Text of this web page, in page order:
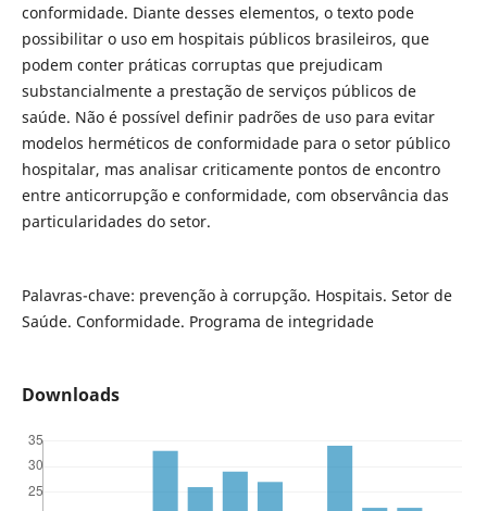
conformidade. Diante desses elementos, o texto pode
possibilitar o uso em hospitais públicos brasileiros, que
podem conter práticas corruptas que prejudicam
substancialmente a prestação de serviços públicos de
saúde. Não é possível definir padrões de uso para evitar
modelos herméticos de conformidade para o setor público
hospitalar, mas analisar criticamente pontos de encontro
entre anticorrupção e conformidade, com observância das
particularidades do setor.
Palavras-chave: prevenção à corrupção. Hospitais. Setor de
Saúde. Conformidade. Programa de integridade
Downloads